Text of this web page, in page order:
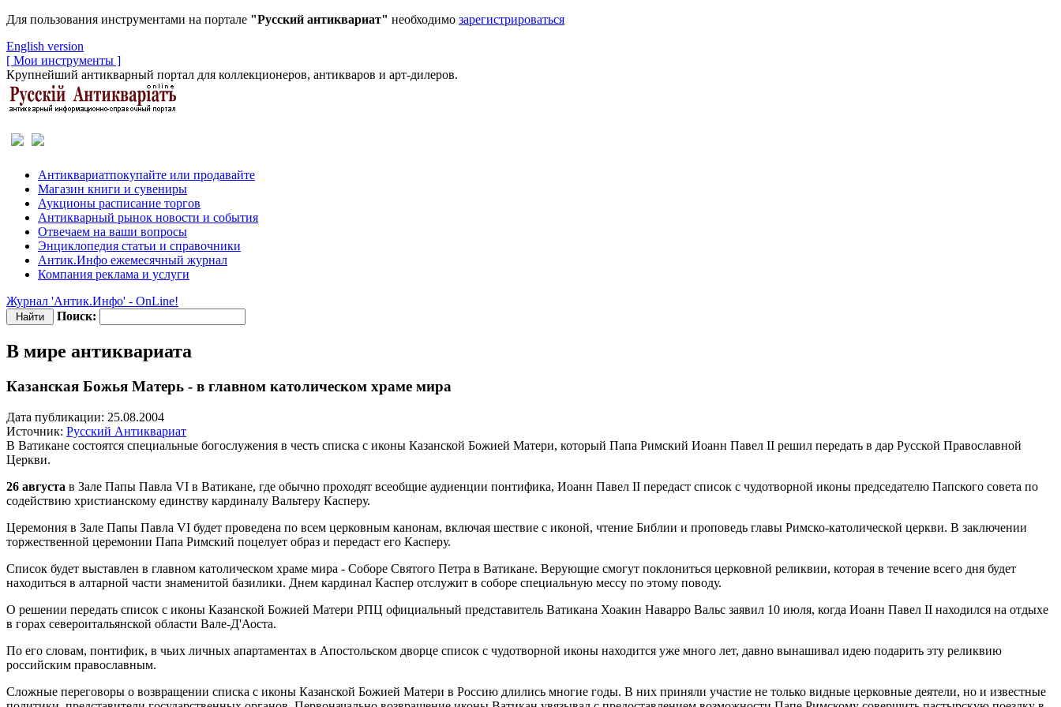
Для пользования инструментами на портале "Русский антиквариат" необходимо зарегистрироваться
English version
[ Мои инструменты ]
Крупнейший антикварный портал для коллекционеров, антикваров и арт-дилеров.
Антиквариатпокупайте или продавайте
Магазин книги и сувениры
Аукционы расписание торгов
Антикварный рынок новости и события
Отвечаем на ваши вопросы
Энциклопедия статьи и справочники
Антик.Инфо ежемесячный журнал
Компания реклама и услуги
Журнал 'Антик.Инфо' - OnLine!
Поиск:
В мире антиквариата
Казанская Божья Матерь - в главном католическом храме мира
Дата публикации: 25.08.2004
Источник: Русский Антиквариат
В Ватикане состоятся специальные богослужения в честь списка с иконы Казанской Божией Матери, который Папа Римский Иоанн Павел II решил передать в дар Русской Православной
Церкви.
26 августа в Зале Папы Павла VI в Ватикане, где обычно проходят всеобщие аудиенции понтифика, Иоанн Павел II передаст список с чудотворной иконы председателю Папского совета по
содействию христианскому единству кардиналу Вальтеру Касперу.
Церемония в Зале Папы Павла VI будет проведена по всем церковным канонам, включая шествие с иконой, чтение Библии и проповедь главы Римско-католической церкви. В заключении
торжественной церемонии Папа Римский поцелует образ и передаст его Касперу.
Cписок будет выставлен в главном католическом храме мира - Соборе Святого Петра в Ватикане. Верующие смогут поклониться церковной реликвии, которая в течение всего дня будет
находиться в алтарной части знаменитой базилики. Днем кардинал Каспер отслужит в соборе специальную мессу по этому поводу.
О решении передать список с иконы Казанской Божией Матери РПЦ официальный представитель Ватикана Хоакин Наварро Вальс заявил 10 июля, когда Иоанн Павел II находился на отдыхе
в горах североитальянской области Вале-Д'Аоста.
По его словам, понтифик, в чьих личных апартаментах в Апостольском дворце список с чудотворной иконы находится уже много лет, давно вынашивал идею подарить эту реликвию
российским православным.
Сложные переговоры о возвращении списка с иконы Казанской Божией Матери в Россию длились многие годы. В них приняли участие не только видные церковные деятели, но и известные